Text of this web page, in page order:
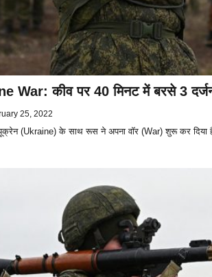
War: कीव पर 40 मिनट में बरसे 3 दर्जन
25, 2022
(Ukraine) के साथ रूस ने अपना वॉर (War) शुरू कर दिया है.